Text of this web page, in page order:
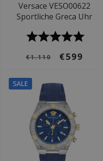
Versace VESO00622
Sportliche Greca Uhr
€1.110 €599
SALE